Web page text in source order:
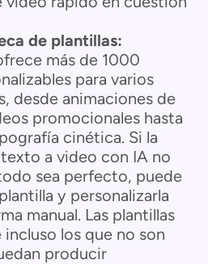
de plantillas:
más de 1000
para varios
desde animaciones de
promocionales hasta
cinética. Si la
a video con IA no
sea perfecto, puede
y personalizarla
manual. Las plantillas
los que no son
producir